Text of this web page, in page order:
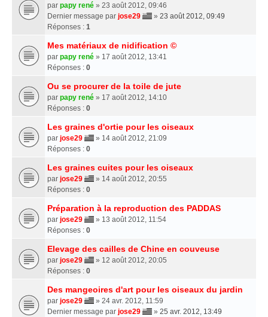
par papy rené » 23 août 2012, 09:46
Dernier message par jose29 » 23 août 2012, 09:49
Réponses : 1
Mes matériaux de nidification ©
par papy rené » 17 août 2012, 13:41
Réponses : 0
Ou se procurer de la toile de jute
par papy rené » 17 août 2012, 14:10
Réponses : 0
Les graines d'ortie pour les oiseaux
par jose29
» 14 août 2012, 21:09
Réponses : 0
Les graines cuites pour les oiseaux
par jose29
» 14 août 2012, 20:55
Réponses : 0
Préparation à la reproduction des PADDAS
par jose29
» 13 août 2012, 11:54
Réponses : 0
Elevage des cailles de Chine en couveuse
par jose29
» 12 août 2012, 20:05
Réponses : 0
Des mangeoires d'art pour les oiseaux du jardin
par jose29
» 24 avr. 2012, 11:59
Dernier message par jose29 » 25 avr. 2012, 13:49